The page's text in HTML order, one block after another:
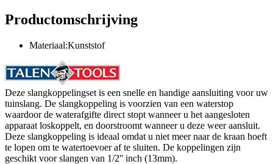
Productomschrijving
Materiaal:Kunststof
Deze slangkoppelingset is een snelle en handige aansluiting voor uw
tuinslang. De slangkoppeling is voorzien van een waterstop
waardoor de waterafgifte direct stopt wanneer u het aangesloten
apparaat loskoppelt, en doorstroomt wanneer u deze weer aansluit.
Deze slangkoppeling is ideaal omdat u niet meer naar de kraan hoeft
te lopen om te watertoevoer af te sluiten. De koppelingen zijn
geschikt voor slangen van 1/2'' inch (13mm).